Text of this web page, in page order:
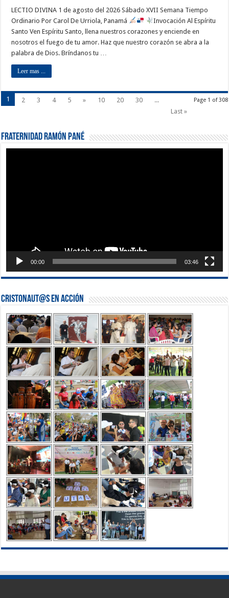
LECTIO DIVINA 1 de agosto del 2026 Sábado XVII Semana Tiempo
Ordinario Por Carol De Urriola, Panamá
Invocación Al Espíritu
Santo Ven Espíritu Santo, llena nuestros corazones y enciende en
nosotros el fuego de tu amor. Haz que nuestro corazón se abra a la
palabra de Dios. Bríndanos tu …
Leer mas ...
Page 1 of 308
1 2 3 4 5 » 10 20 30
...
Last »
Fraternidad Ramón Pané
00:00 03:46
Cristonaut@s en Acción